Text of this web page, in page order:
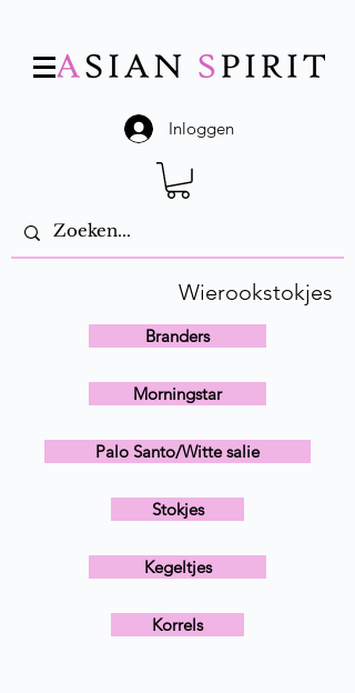
Inloggen
Wierookstokjes
Branders
Morningstar
Palo Santo/Witte salie
Stokjes
Kegeltjes
Korrels